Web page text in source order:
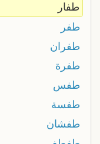
طفار
طفر
طفران
طفرة
طفس
طفسة
طفشان